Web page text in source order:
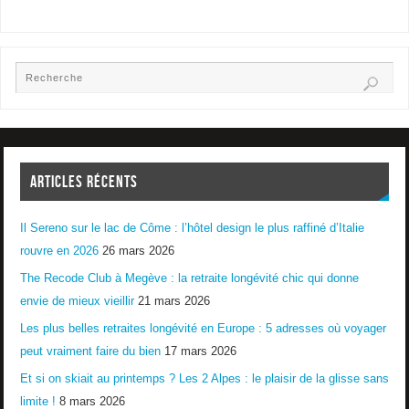
ARTICLES RÉCENTS
Il Sereno sur le lac de Côme : l’hôtel design le plus raffiné d’Italie
rouvre en 2026 26 mars 2026
The Recode Club à Megève : la retraite longévité chic qui donne
envie de mieux vieillir 21 mars 2026
Les plus belles retraites longévité en Europe : 5 adresses où voyager
peut vraiment faire du bien 17 mars 2026
Et si on skiait au printemps ? Les 2 Alpes : le plaisir de la glisse sans
limite ! 8 mars 2026